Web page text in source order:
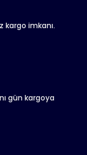
kargo imkanı.
gün kargoya